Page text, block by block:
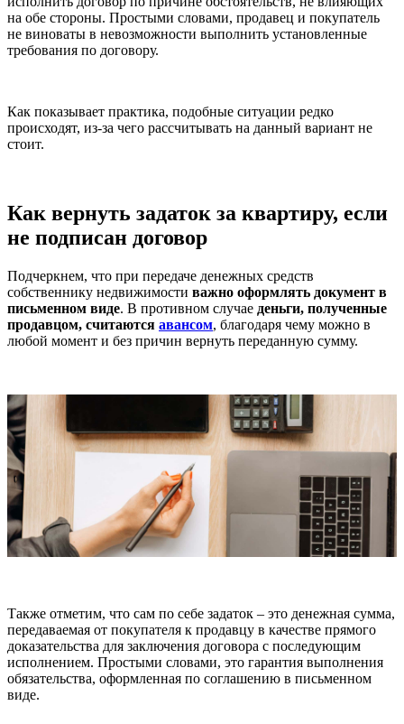
на обе стороны. Простыми словами, продавец и покупатель
не виноваты в невозможности выполнить установленные
требования по договору.
Как показывает практика, подобные ситуации редко
происходят, из-за чего рассчитывать на данный вариант не
стоит.
Как вернуть задаток за квартиру, если
не подписан договор
Подчеркнем, что при передаче денежных средств
собственнику недвижимости важно оформлять документ в
письменном виде. В противном случае деньги, полученные
продавцом, считаются авансом, благодаря чему можно в
любой момент и без причин вернуть переданную сумму.
Также отметим, что сам по себе задаток – это денежная сумма,
передаваемая от покупателя к продавцу в качестве прямого
доказательства для заключения договора с последующим
исполнением. Простыми словами, это гарантия выполнения
обязательства, оформленная по соглашению в письменном
виде.